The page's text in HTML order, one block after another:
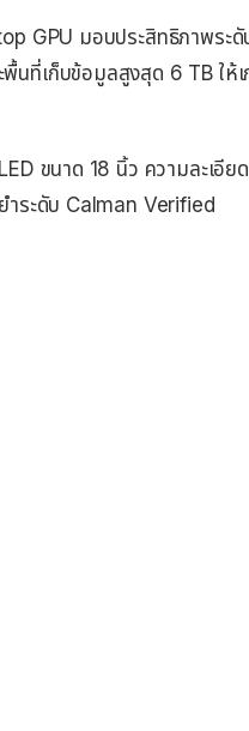
GPU มอบประสิทธิภาพระดั
ที่เก็บข้อมูลสูงสุด 6 TB ให้เ
ขนาด 18 นิ้ว ความละเอีย
ระดับ Calman Verified